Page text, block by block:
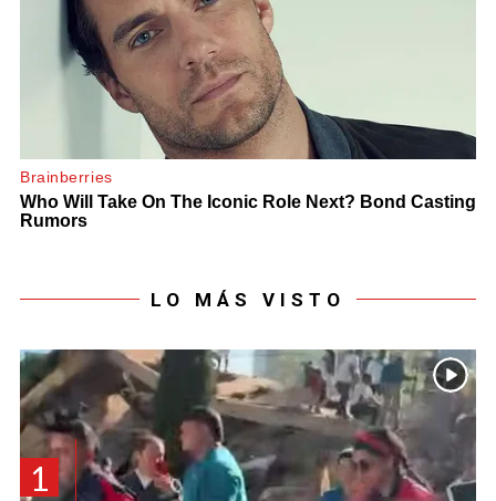
LO MÁS VISTO
1